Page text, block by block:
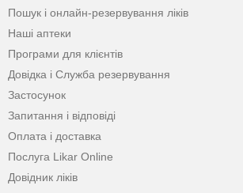
Пошук і онлайн-резервування ліків
Наші аптеки
Програми для клієнтів
Довідка і Служба резервування
Застосунок
Запитання і відповіді
Оплата і доставка
Послуга Likar Online
Довідник ліків